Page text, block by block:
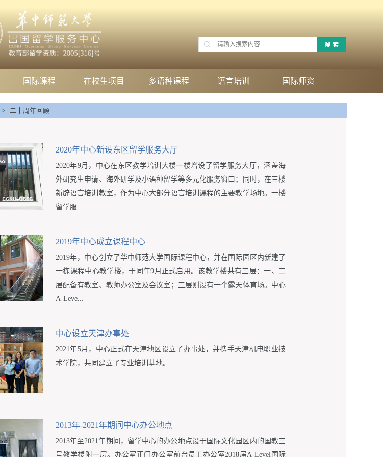
国际课程 在校生项目 多语种课程 语言培训 国际师资
> 二十周年回顾
2020年中心新设东区留学服务大厅
2020年9月，中心在东区教学培训大楼一楼增设了留学服务大厅，涵盖海
外研究生申请、海外研学及小语种留学等多元化服务窗口；同时，在三楼
新辟语言培训教室，作为中心大部分语言培训课程的主要教学场地。一楼
留学服...
2019年中心成立课程中心
2019年，中心创立了华中师范大学国际课程中心，并在国际园区内新建了
一栋课程中心教学楼，于同年9月正式启用。该教学楼共有三层：一、二
层配备有教室、教师办公室及会议室；三层则设有一个露天体育场。中心
A-Leve...
中心设立天津办事处
2021年5月，中心正式在天津地区设立了办事处，并携手天津机电职业技
术学院，共同建立了专业培训基地。
2013年-2021年期间中心办公地点
2013年至2021年期间，留学中心的办公地点设于国际文化园区内的国教三
号教学楼附一层。办公室正门办公室前台员工办公室2018届A-Level国际